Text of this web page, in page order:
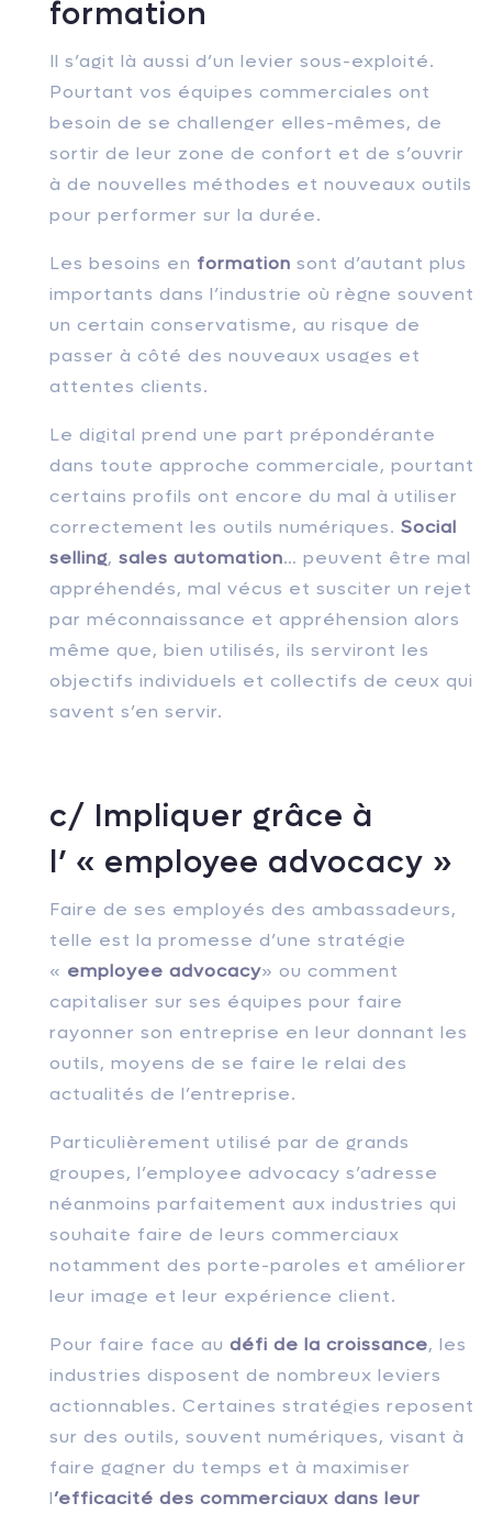
formation
Il s’agit là aussi d’un levier sous-exploité.
Pourtant vos équipes commerciales ont
besoin de se challenger elles-mêmes, de
sortir de leur zone de confort et de s’ouvrir
à de nouvelles méthodes et nouveaux outils
pour performer sur la durée.
Les besoins en formation sont d’autant plus
importants dans l’industrie où règne souvent
un certain conservatisme, au risque de
passer à côté des nouveaux usages et
attentes clients.
Le digital prend une part prépondérante
dans toute approche commerciale, pourtant
certains profils ont encore du mal à utiliser
correctement les outils numériques. Social
selling, sales automation… peuvent être mal
appréhendés, mal vécus et susciter un rejet
par méconnaissance et appréhension alors
même que, bien utilisés, ils serviront les
objectifs individuels et collectifs de ceux qui
savent s’en servir.
c/ Impliquer grâce à
l’ « employee advocacy »
Faire de ses employés des ambassadeurs,
telle est la promesse d’une stratégie
« employee advocacy» ou comment
capitaliser sur ses équipes pour faire
rayonner son entreprise en leur donnant les
outils, moyens de se faire le relai des
actualités de l’entreprise.
Particulièrement utilisé par de grands
groupes, l’employee advocacy s’adresse
néanmoins parfaitement aux industries qui
souhaite faire de leurs commerciaux
notamment des porte-paroles et améliorer
leur image et leur expérience client.
Pour faire face au défi de la croissance, les
industries disposent de nombreux leviers
actionnables. Certaines stratégies reposent
sur des outils, souvent numériques, visant à
faire gagner du temps et à maximiser
l’efficacité des commerciaux dans leur